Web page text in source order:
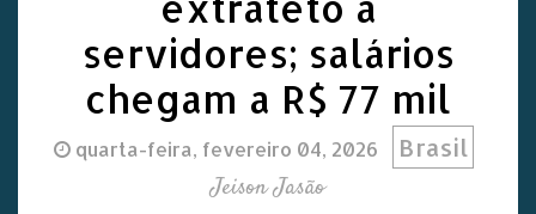
servidores; salários
chegam a R$ 77 mil
quarta-feira, fevereiro 04, 2026 Brasil
Jeison Jasão